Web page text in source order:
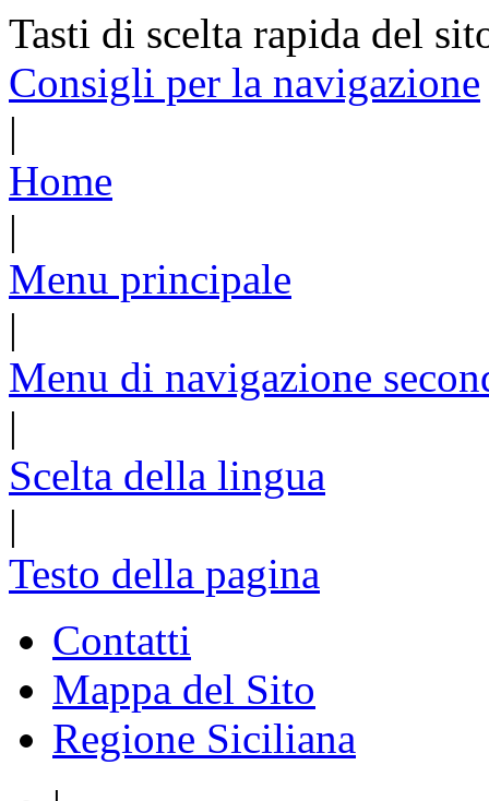
Tasti di scelta rapida del
Consigli per la navigazione
|
Home
|
Menu principale
|
Menu di navigazione
|
Scelta della lingua
|
Testo della pagina
Contatti
Mappa del Sito
Regione Siciliana